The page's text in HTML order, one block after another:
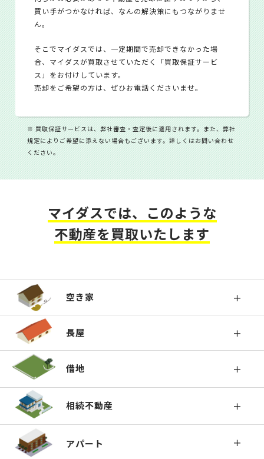
買い手がつかなければ、なんの解決策にもつながりませ
ん。
そこでマイダスでは、一定期間で売却できなかった場
合、マイダスが買取させていただく「買取保証サービ
ス」をお付けしています。
売却をご希望の方は、ぜひお電話くださいませ。
※ 買取保証サービスは、弊社審査・査定後に適用されます。また、弊社
規定によりご希望に添えない場合もございます。詳しくはお問い合わせ
ください。
マイダスでは、このような
不動産を買取いたします
空き家
長屋
借地
相続不動産
アパート